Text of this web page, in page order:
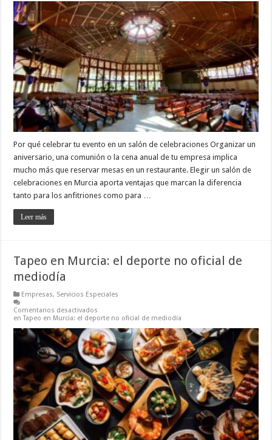
Por qué celebrar tu evento en un salón de celebraciones Organizar un
aniversario, una comunión o la cena anual de tu empresa implica
mucho más que reservar mesas en un restaurante. Elegir un salón de
celebraciones en Murcia aporta ventajas que marcan la diferencia
tanto para los anfitriones como para …
Leer más
Tapeo en Murcia: el deporte no oficial de
mediodía
Empresas, Servicios Especiales
Comentarios desactivados
en Tapeo en Murcia: el deporte no oficial de mediodía